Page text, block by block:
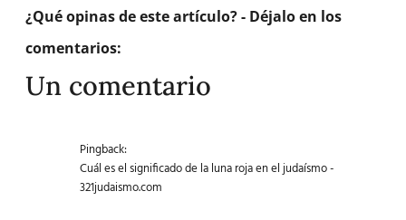
¿Qué opinas de este artículo? - Déjalo en los
comentarios:
Un comentario
Pingback:
Cuál es el significado de la luna roja en el judaísmo -
321judaismo.com